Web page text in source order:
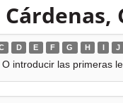
D E F G H I J
O introducir las primeras